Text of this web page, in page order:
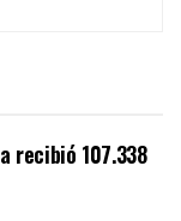
recibió 107.338